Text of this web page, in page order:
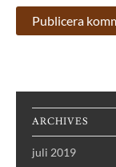
ARCHIVES
juli 2019